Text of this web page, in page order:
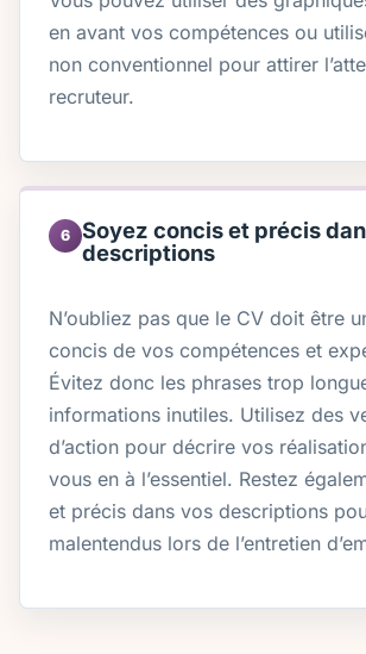
en avant vos compétences ou
non conventionnel pour attirer
recruteur.
6
Soyez concis et précis
descriptions
N’oubliez pas que le CV doit être
concis de vos compétences et
Évitez donc les phrases trop
informations inutiles. Utilisez des
d’action pour décrire vos
vous en à l’essentiel. Restez
et précis dans vos descriptions
malentendus lors de l’entretien